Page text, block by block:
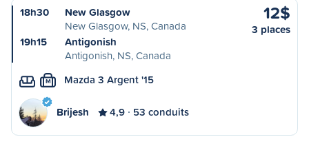
18h30
New Glasgow
New Glasgow, NS, Canada
19h15
Antigonish
Antigonish, NS, Canada
12$
3 places
M Mazda 3 Argent '15
Brijesh 4,9 53 conduits